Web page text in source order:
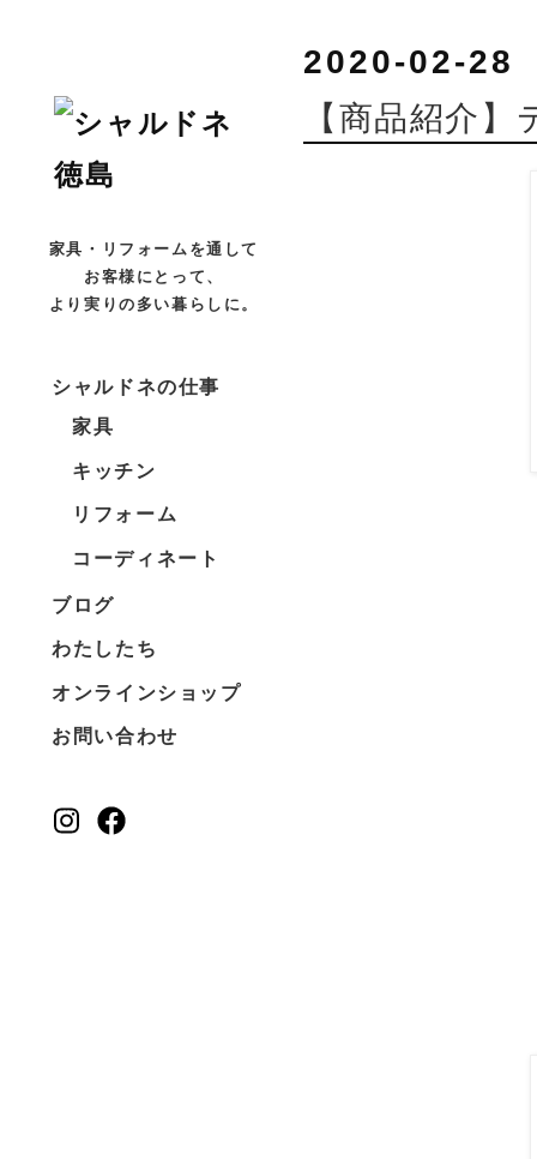
家具・リフォームを通して
お客様にとって、
より実りの多い暮らしに。
シャルドネの仕事
家具
キッチン
リフォーム
コーディネート
ブログ
わたしたち
オンラインショップ
お問い合わせ
2020-02-28
【商品紹介